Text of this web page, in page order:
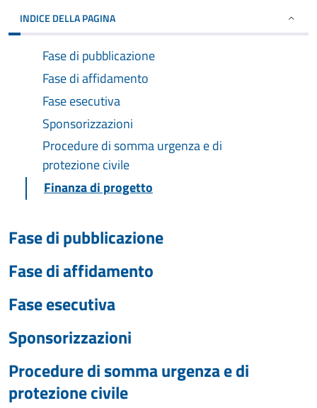
INDICE DELLA PAGINA
Fase di pubblicazione
Fase di affidamento
Fase esecutiva
Sponsorizzazioni
Procedure di somma urgenza e di
protezione civile
Finanza di progetto
Fase di pubblicazione
Fase di affidamento
Fase esecutiva
Sponsorizzazioni
Procedure di somma urgenza e di
protezione civile